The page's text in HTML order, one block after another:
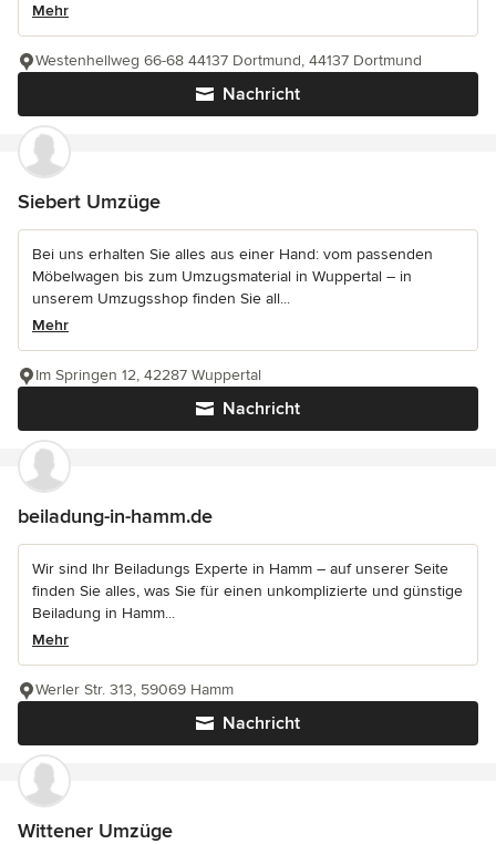
Mehr
Nachricht
Westenhellweg 66-68 44137 Dortmund, 44137 Dortmund
Siebert Umzüge
Bei uns erhalten Sie alles aus einer Hand: vom passenden
Möbelwagen bis zum Umzugsmaterial in Wuppertal – in
unserem Umzugsshop finden Sie all...
Mehr
Nachricht
Im Springen 12, 42287 Wuppertal
beiladung-in-hamm.de
Wir sind Ihr Beiladungs Experte in Hamm – auf unserer Seite
finden Sie alles, was Sie für einen unkomplizierte und günstige
Beiladung in Hamm...
Mehr
Nachricht
Werler Str. 313, 59069 Hamm
Wittener Umzüge